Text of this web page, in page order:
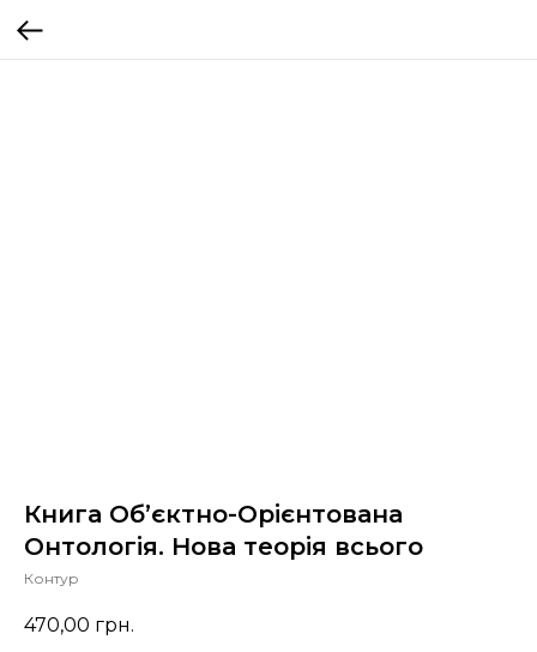
Книга Об’єктно-Орієнтована
Онтологія. Нова теорія всього
Контур
470,00 грн.